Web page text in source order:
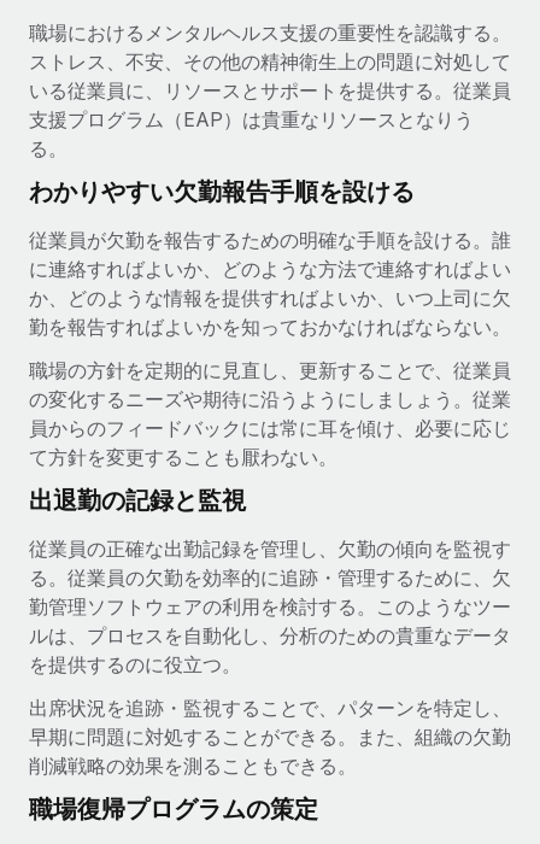
職場におけるメンタルヘルス支援の重要性を認識する。
ストレス、不安、その他の精神衛生上の問題に対処して
いる従業員に、リソースとサポートを提供する。従業員
支援プログラム（EAP）は貴重なリソースとなりう
る。
わかりやすい欠勤報告手順を設ける
従業員が欠勤を報告するための明確な手順を設ける。誰
に連絡すればよいか、どのような方法で連絡すればよい
か、どのような情報を提供すればよいか、いつ上司に欠
勤を報告すればよいかを知っておかなければならない。
職場の方針を定期的に見直し、更新することで、従業員
の変化するニーズや期待に沿うようにしましょう。従業
員からのフィードバックには常に耳を傾け、必要に応じ
て方針を変更することも厭わない。
出退勤の記録と監視
従業員の正確な出勤記録を管理し、欠勤の傾向を監視す
る。従業員の欠勤を効率的に追跡・管理するために、欠
勤管理ソフトウェアの利用を検討する。このようなツー
ルは、プロセスを自動化し、分析のための貴重なデータ
を提供するのに役立つ。
出席状況を追跡・監視することで、パターンを特定し、
早期に問題に対処することができる。また、組織の欠勤
削減戦略の効果を測ることもできる。
職場復帰プログラムの策定